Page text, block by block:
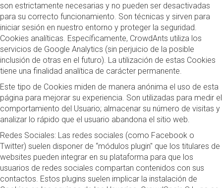
son estrictamente necesarias y no pueden ser desactivadas
para su correcto funcionamiento. Son técnicas y sirven para
iniciar sesión en nuestro entorno y proteger la seguridad.
Cookies analíticas. Específicamente, CrowdAnts utiliza los
servicios de Google Analytics (sin perjuicio de la posible
inclusión de otras en el futuro). La utilización de estas Cookies
tiene una finalidad analítica de carácter permanente.
Este tipo de Cookies miden de manera anónima el uso de esta
página para mejorar su experiencia. Son utilizadas para medir el
comportamiento del Usuario; almacenar su número de visitas y
analizar lo rápido que el usuario abandona el sitio web.
Redes Sociales: Las redes sociales (como Facebook o
Twitter) suelen disponer de “módulos plugin" que los titulares de
websites pueden integrar en su plataforma para que los
usuarios de redes sociales compartan contenidos con sus
contactos. Estos plugins suelen implicar la instalación de